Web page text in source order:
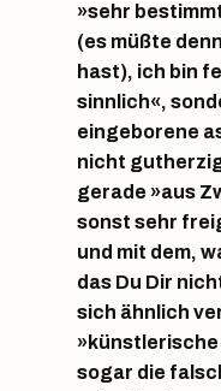
»sehr
(es müßte
hast), ich bin
sinnlich«,
eingeborene
nicht
gerade »aus
sonst sehr
und mit dem,
das Du Dir
sich ähnlich
»künstlerische
sogar die